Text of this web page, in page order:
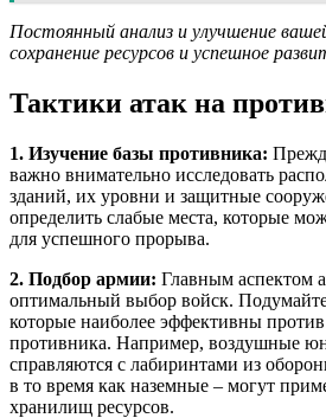
Постоянный анализ и улучшение
сохранение ресурсов и успешное
Тактики атак на
1. Изучение базы противника:
важно внимательно исследовать
зданий, их уровни и защитные
определить слабые места, которые
для успешного прорыва.
2. Подбор армии: Главным аспектом
оптимальный выбор войск.
которые наиболее эффективны
противника. Например, воздушные
справляются с лабиринтами из
в то время как наземные – могут
хранилищ ресурсов.